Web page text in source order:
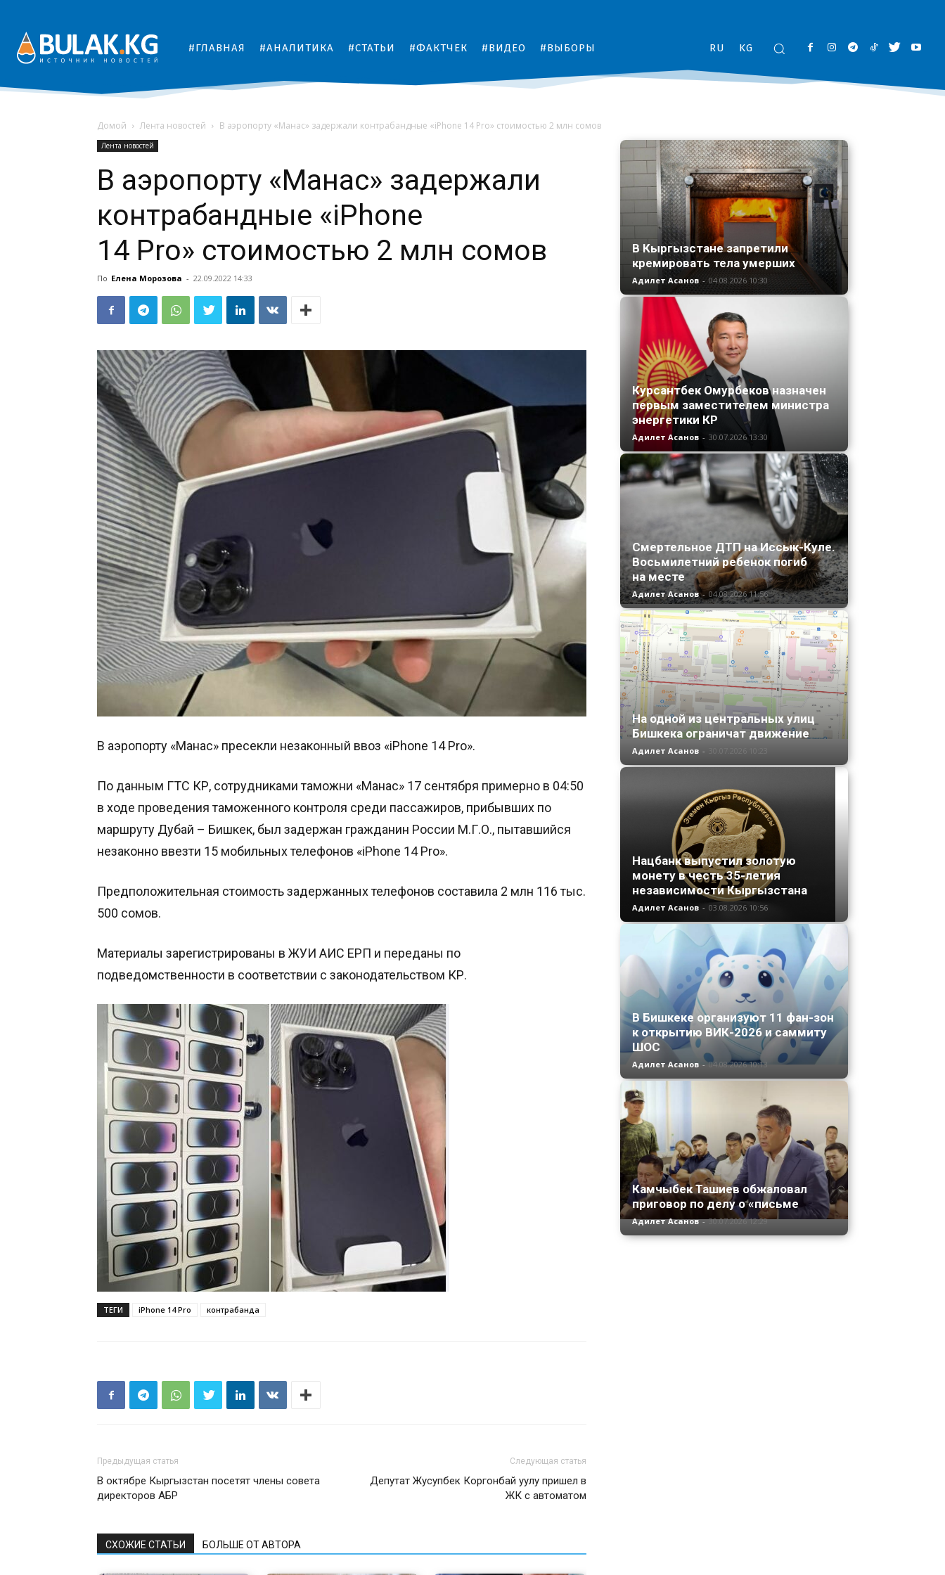
#ГЛАВНАЯ #АНАЛИТИКА #СТАТЬИ #ФАКТЧЕК #ВИДЕО #ВЫБОРЫ RU KG
Домой Лента новостей В аэропорту «Манас» задержали контрабандные «iPhone 14 Pro» стоимостью 2 млн сомов
Лента новостей
В аэропорту «Манас» задержали
контрабандные «iPhone
14 Pro» стоимостью 2 млн сомов
По Елена Морозова - 22.09.2022 14:33
В аэропорту «Манас» пресекли незаконный ввоз «iPhone 14 Pro».
По данным ГТС КР, сотрудниками таможни «Манас» 17 сентября примерно в 04:50
в ходе проведения таможенного контроля среди пассажиров, прибывших по
маршруту Дубай – Бишкек, был задержан гражданин России М.Г.О., пытавшийся
незаконно ввезти 15 мобильных телефонов «iPhone 14 Pro».
Предположительная стоимость задержанных телефонов составила 2 млн 116 тыс.
500 сомов.
Материалы зарегистрированы в ЖУИ АИС ЕРП и переданы по
подведомственности в соответствии с законодательством КР.
ТЕГИ iPhone 14 Pro контрабанда
Предыдущая статья
В октябре Кыргызстан посетят члены совета
директоров АБР
Следующая статья
Депутат Жусупбек Коргонбай уулу пришел в
ЖК с автоматом
СХОЖИЕ СТАТЬИ БОЛЬШЕ ОТ АВТОРА
В Кыргызстане запретили
кремировать тела умерших
Адилет Асанов - 04.08.2026 10:30
Курсантбек Омурбеков назначен
первым заместителем министра
энергетики КР
Адилет Асанов - 30.07.2026 13:30
Смертельное ДТП на Иссык-Куле.
Восьмилетний ребенок погиб
на месте
Адилет Асанов - 04.08.2026 11:56
На одной из центральных улиц
Бишкека ограничат движение
Адилет Асанов - 30.07.2026 10:23
Нацбанк выпустил золотую
монету в честь 35-летия
независимости Кыргызстана
Адилет Асанов - 03.08.2026 10:56
В Бишкеке организуют 11 фан-зон
к открытию ВИК-2026 и саммиту
ШОС
Адилет Асанов - 04.08.2026 10:13
Камчыбек Ташиев обжаловал
приговор по делу о «письме
Адилет Асанов - 30.07.2026 12:29